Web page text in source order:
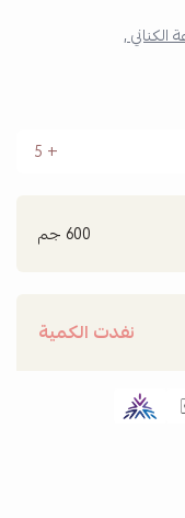
الكناني ,
5
600 جم
نفدت الكمية